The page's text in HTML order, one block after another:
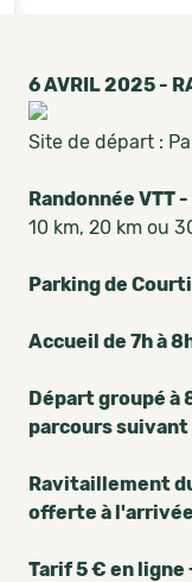
6 AVRIL 2025 -
Site de départ :
Randonnée VTT -
10 km, 20 km ou
Parking de
Accueil de 7h à
Départ groupé
parcours
Ravitaillement
offerte à l'arrivée
Tarif 5 € en ligne